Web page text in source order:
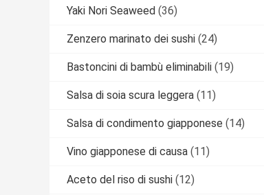
Yaki Nori Seaweed (36)
Zenzero marinato dei sushi (24)
Bastoncini di bambù eliminabili (19)
Salsa di soia scura leggera (11)
Salsa di condimento giapponese (14)
Vino giapponese di causa (11)
Aceto del riso di sushi (12)